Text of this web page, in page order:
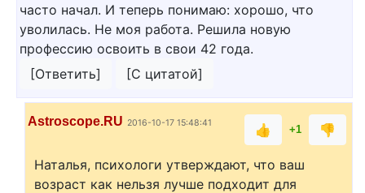
часто начал. И теперь понимаю: хорошо, что
уволилась. Не моя работа. Решила новую
профессию освоить в свои 42 года.
[Ответить]
[С цитатой]
Astroscope.RU 2016-10-17 15:48:41 👍 +1 👎
Наталья, психологи утверждают, что ваш
возраст как нельзя лучше подходит для